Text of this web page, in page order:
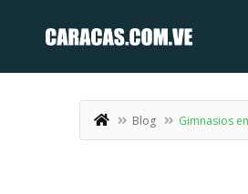
Blog Gimnasios